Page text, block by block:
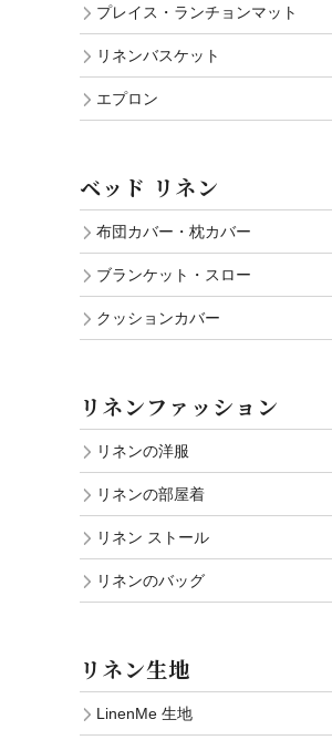
プレイス・ランチョンマット
リネンバスケット
エプロン
ベッド リネン
布団カバー・枕カバー
ブランケット・スロー
クッションカバー
リネンファッション
リネンの洋服
リネンの部屋着
リネン ストール
リネンのバッグ
リネン生地
LinenMe 生地